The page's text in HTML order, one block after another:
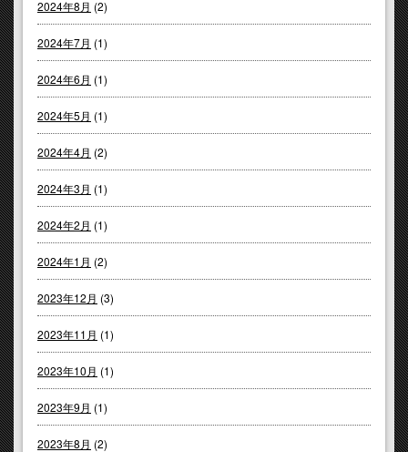
2024年8月 (2)
2024年7月 (1)
2024年6月 (1)
2024年5月 (1)
2024年4月 (2)
2024年3月 (1)
2024年2月 (1)
2024年1月 (2)
2023年12月 (3)
2023年11月 (1)
2023年10月 (1)
2023年9月 (1)
2023年8月 (2)